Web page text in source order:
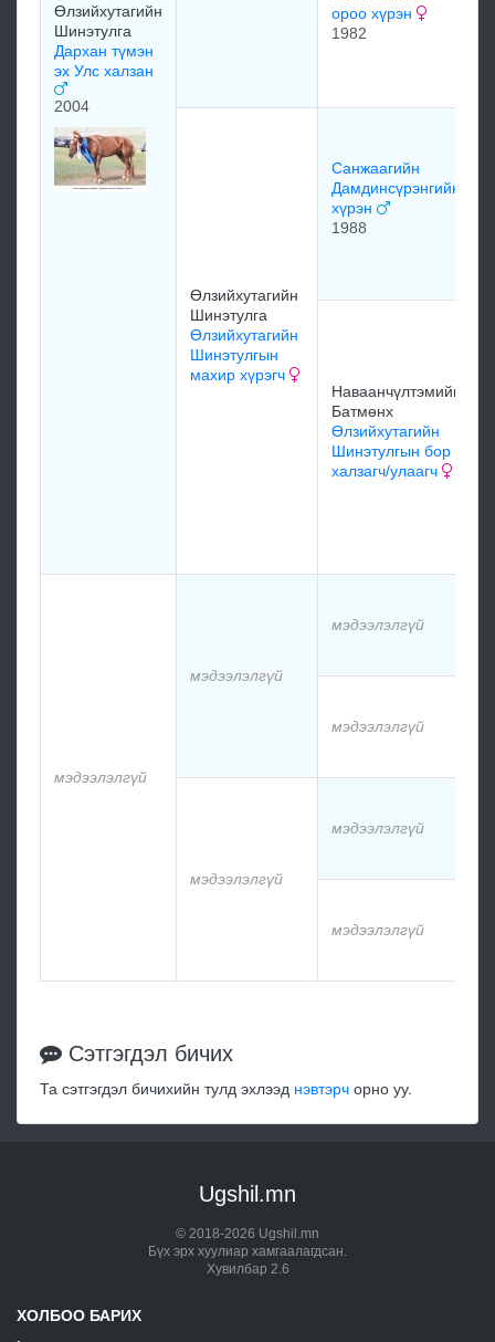
Өлзийхутагийн
Шинэтулга
Дархан түмэн
эх Улс халзан
2004
ороо хүрэн
1982
Өлзийхутагийн
Шинэтулга
Өлзийхутагийн
Шинэтулгын
махир хүрэгч
Санжаагийн
Дамдинсүрэнгийн
хүрэн
1988
Наваанчүлтэмийн
Батмөнх
Өлзийхутагийн
Шинэтулгын бор
халзагч/улаагч
мэдээлэлгүй
мэдээлэлгүй
мэдээлэлгүй
мэдээлэлгүй
мэдээлэлгүй
мэдээлэлгүй
мэдээлэлгүй
Сэтгэгдэл бичих
Та сэтгэгдэл бичихийн тулд эхлээд нэвтэрч орно уу.
Ugshil.mn
© 2018-2026 Ugshil.mn
Бүх эрх хуулиар хамгаалагдсан.
Хувилбар 2.6
ХОЛБОО БАРИХ